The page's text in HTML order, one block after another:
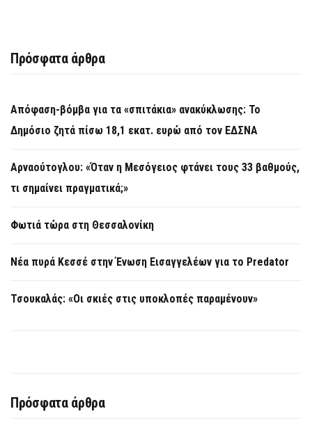
Πρόσφατα άρθρα
Απόφαση-βόμβα για τα «σπιτάκια» ανακύκλωσης: Το
Δημόσιο ζητά πίσω 18,1 εκατ. ευρώ από τον ΕΔΣΝΑ
Αρναούτογλου: «Όταν η Μεσόγειος φτάνει τους 33 βαθμούς,
τι σημαίνει πραγματικά;»
Φωτιά τώρα στη Θεσσαλονίκη
Νέα πυρά Κεσσέ στην Ένωση Εισαγγελέων για το Predator
Τσουκαλάς: «Οι σκιές στις υποκλοπές παραμένουν»
Πρόσφατα άρθρα